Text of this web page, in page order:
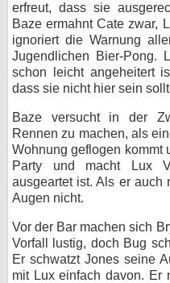
erfreut, dass sie
Baze ermahnt Cate zwar,
ignoriert die Warnung
Jugendlichen Bier-Pong.
schon leicht angeheitert
dass sie nicht hier sein
Baze versucht in der
Rennen zu machen, als
Wohnung geflogen kommt
Party und macht Lux
ausgeartet ist. Als er auch
Augen nicht.
Vor der Bar machen sich
Vorfall lustig, doch Bug
Er schwatzt Jones seine
mit Lux einfach davon. Er